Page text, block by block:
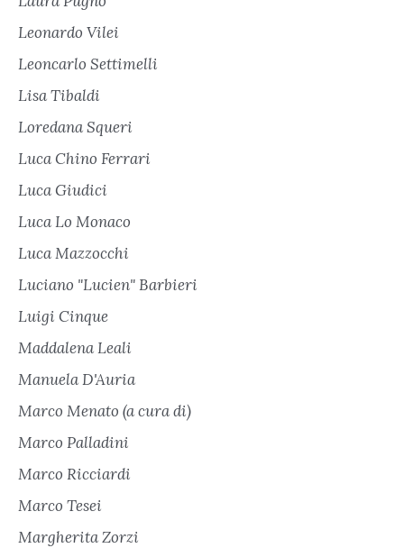
Leonardo Vilei
Leoncarlo Settimelli
Lisa Tibaldi
Loredana Squeri
Luca Chino Ferrari
Luca Giudici
Luca Lo Monaco
Luca Mazzocchi
Luciano "Lucien" Barbieri
Luigi Cinque
Maddalena Leali
Manuela D'Auria
Marco Menato (a cura di)
Marco Palladini
Marco Ricciardi
Marco Tesei
Margherita Zorzi